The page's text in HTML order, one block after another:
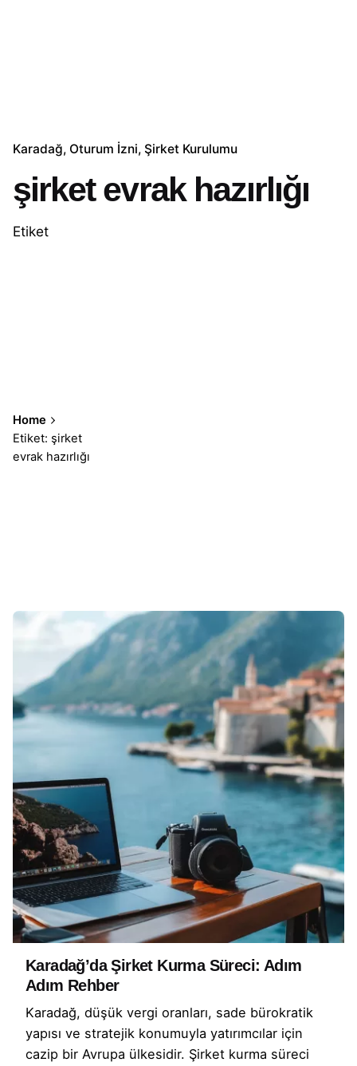
Karadağ Oturum İzni Şirket Kurulumu
şirket evrak hazırlığı
Etiket
Home
Etiket: şirket
evrak hazırlığı
Karadağ’da Şirket Kurma Süreci: Adım
Adım Rehber
Karadağ, düşük vergi oranları, sade bürokratik
yapısı ve stratejik konumuyla yatırımcılar için
cazip bir Avrupa ülkesidir. Şirket kurma süreci